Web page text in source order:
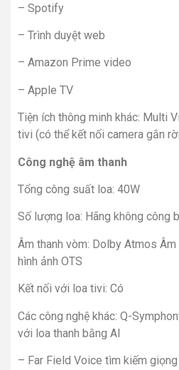
– Spotify
– Trình duyệt web
– Amazon Prime video
– Apple TV
Tiện ích thông minh khác: Multi
tivi (có thể kết nối camera gắn
Công nghệ âm thanh
Tổng công suất loa: 40W
Số lượng loa: Hãng không công
Âm thanh vòm: Dolby Atmos
hình ảnh OTS
Kết nối với loa tivi: Có
Các công nghệ khác: Q-
với loa thanh bằng AI
– Far Field Voice tìm kiếm